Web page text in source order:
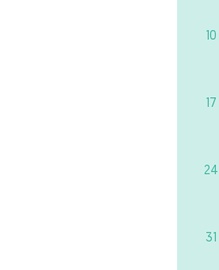
10
17
24
31